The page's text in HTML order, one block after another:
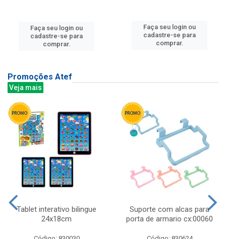
Faça seu login ou
cadastre-se para
comprar.
Faça seu login ou
cadastre-se para
comprar.
Promoções Atef
Veja mais
Tablet interativo bilingue
24x18cm
Suporte com alcas para
porta de armario cx:00060